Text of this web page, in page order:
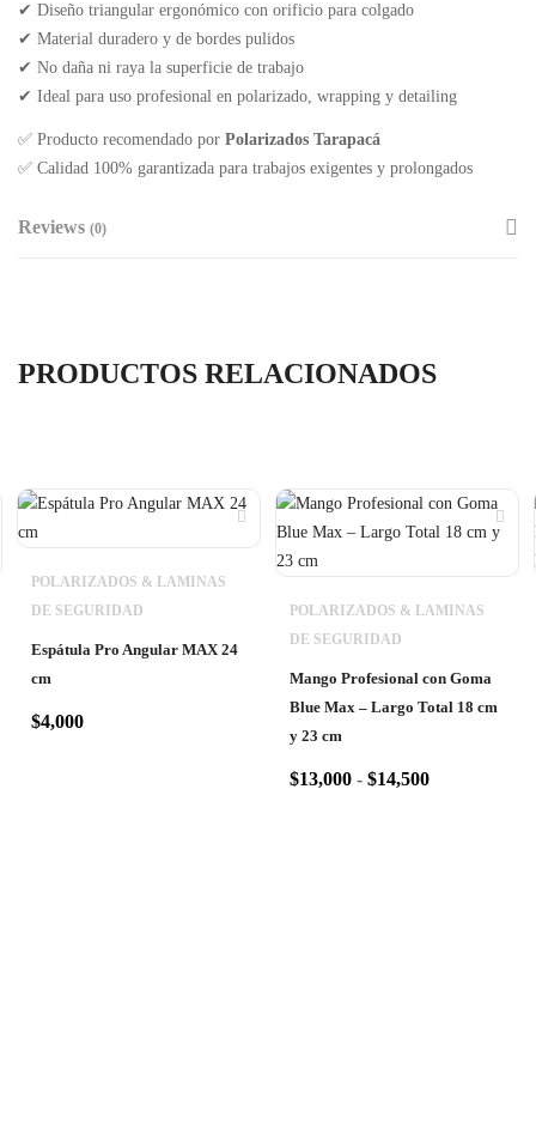
✔ Diseño triangular ergonómico con orificio para colgado
✔ Material duradero y de bordes pulidos
✔ No daña ni raya la superficie de trabajo
✔ Ideal para uso profesional en polarizado, wrapping y detailing
✅ Producto recomendado por Polarizados Tarapacá
✅ Calidad 100% garantizada para trabajos exigentes y prolongados
Reviews (0)
PRODUCTOS RELACIONADOS
POLARIZADOS & LAMINAS
DE SEGURIDAD
Espátula Pro Angular MAX 24
cm
$4,000
POLARIZADOS & LAMINAS
DE SEGURIDAD
Mango Profesional con Goma
Blue Max – Largo Total 18 cm
y 23 cm
$13,000 - $14,500